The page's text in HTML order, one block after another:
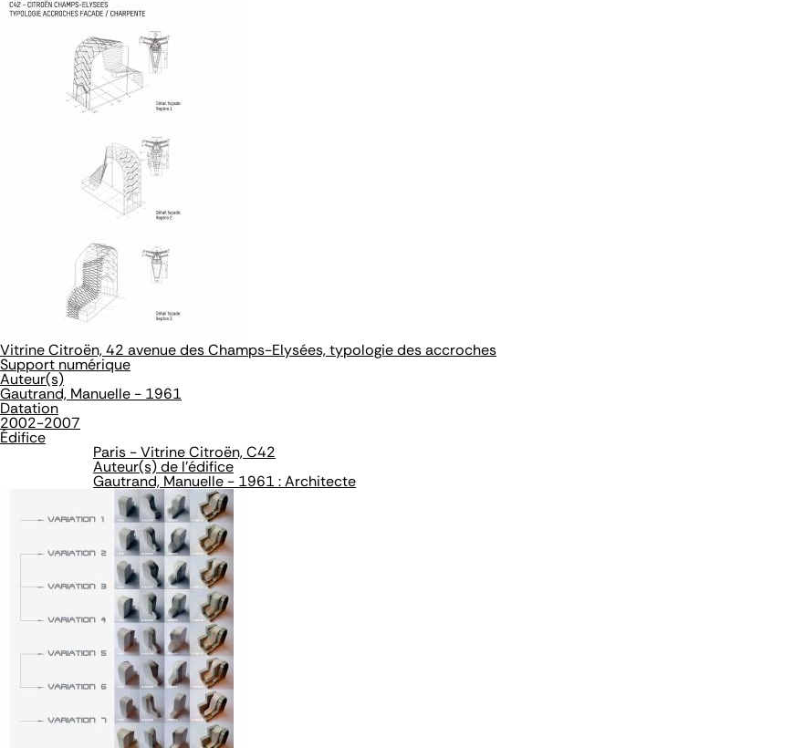
Vitrine Citroën, 42 avenue des Champs-Elysées, typologie des accroches
Support numérique
Auteur(s)
Gautrand, Manuelle - 1961
Datation
2002-2007
Édifice
Paris - Vitrine Citroën, C42
Auteur(s) de l'édifice
Gautrand, Manuelle - 1961 : Architecte